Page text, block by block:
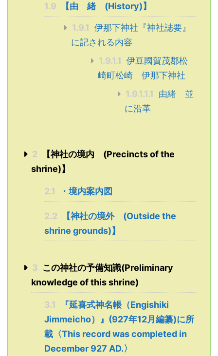
1.9 【由 緒 (History)】
1.9.1 伊那下神社『神社誌要』
に記される内容
1.9.1.1 伊豆國賀茂郡松
崎町松崎 伊那下神社
1.9.1.1.1
由緒 並
に沿革
2
【神社の境内 (Precincts of the
shrine)】
2.1 ・境内案内図
2.2
【神社の境外 (Outside the
shrine grounds)】
3 この神社の予備知識(Preliminary
knowledge of this shrine)
3.1
『延喜式神名帳（Engishiki
Jimmeicho）』(927年12月編纂)に所
載〈This record was completed in
December 927 AD.〉